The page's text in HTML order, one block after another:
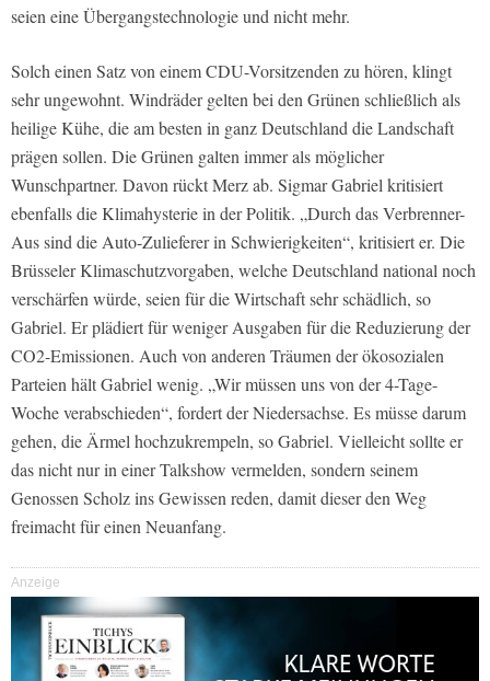
seien eine Übergangstechnologie und nicht mehr.
Solch einen Satz von einem CDU-Vorsitzenden zu hören, klingt
sehr ungewohnt. Windräder gelten bei den Grünen schließlich als
heilige Kühe, die am besten in ganz Deutschland die Landschaft
prägen sollen. Die Grünen galten immer als möglicher
Wunschpartner. Davon rückt Merz ab. Sigmar Gabriel kritisiert
ebenfalls die Klimahysterie in der Politik. „Durch das Verbrenner-
Aus sind die Auto-Zulieferer in Schwierigkeiten“, kritisiert er. Die
Brüsseler Klimaschutzvorgaben, welche Deutschland national noch
verschärfen würde, seien für die Wirtschaft sehr schädlich, so
Gabriel. Er plädiert für weniger Ausgaben für die Reduzierung der
CO2-Emissionen. Auch von anderen Träumen der ökosozialen
Parteien hält Gabriel wenig. „Wir müssen uns von der 4-Tage-
Woche verabschieden“, fordert der Niedersachse. Es müsse darum
gehen, die Ärmel hochzukrempeln, so Gabriel. Vielleicht sollte er
das nicht nur in einer Talkshow vermelden, sondern seinem
Genossen Scholz ins Gewissen reden, damit dieser den Weg
freimacht für einen Neuanfang.
Anzeige